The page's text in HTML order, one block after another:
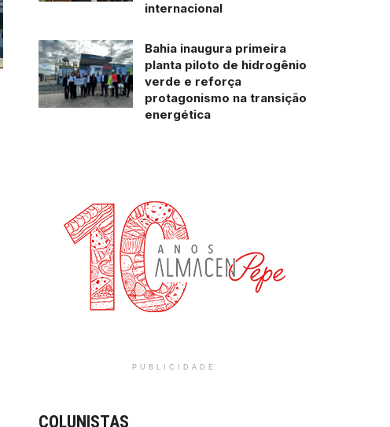
internacional
Bahia inaugura primeira
planta piloto de hidrogênio
verde e reforça
protagonismo na transição
energética
PUBLICIDADE
COLUNISTAS